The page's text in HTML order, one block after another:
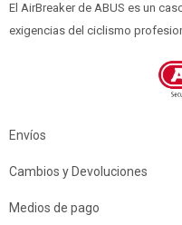
El AirBreaker de ABUS es un
exigencias del ciclismo
Envíos
Cambios y Devoluciones
Medios de pago